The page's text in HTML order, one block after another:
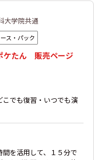
大学院共通
ス・パック
ケたん 販売ページ
でも復習・いつでも演
を活用して、１５分で